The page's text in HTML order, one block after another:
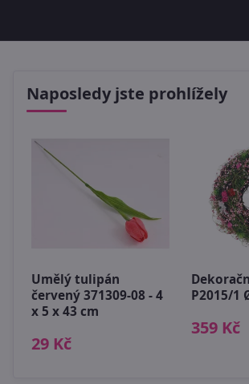
Naposledy jste prohlížely
Umělý tulipán
červený 371309-08 - 4
x 5 x 43 cm
29 Kč
P2015/1
359 Kč